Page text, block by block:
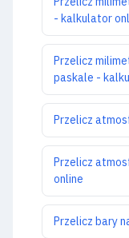
- kalkulator
Przelicz
paskale -
Przelicz
Przelicz
online
Przelicz bary